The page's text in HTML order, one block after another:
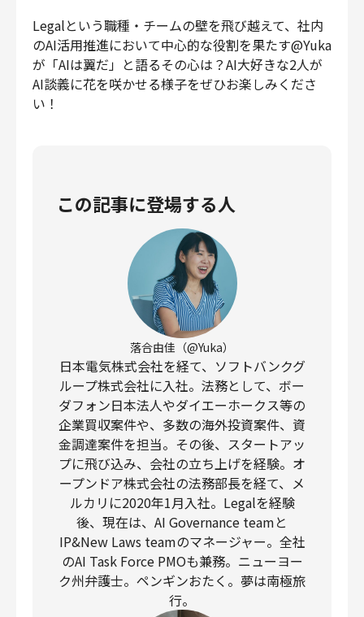
Legalという職種・チームの壁を飛び越えて、社内
のAI活用推進において中心的な役割を果たす@Yuka
が「AIは翼だ」と語るその心は？AI大好きな2人が
AI談義に花を咲かせる様子をぜひお楽しみくださ
い！
この記事に登場する人
落合由佳（@Yuka）
日本電気株式会社を経て、ソフトバンクグ
ループ株式会社に入社。法務として、ボー
ダフォン日本法人やダイエーホークス等の
企業買収案件や、多数の海外投資案件、資
金調達案件を担当。その後、スタートアッ
プに飛び込み、会社の立ち上げを経験。オ
ープンドア株式会社の法務部長を経て、メ
ルカリに2020年1月入社。Legalを経験
後、現在は、AI Governance teamと
IP&New Laws teamのマネージャー。全社
のAI Task Force PMOも兼務。ニューヨー
ク州弁護士。ペンギンおたく。夢は南極旅
行。